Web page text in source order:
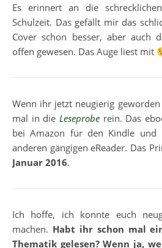
Es erinnert an die
Schulzeit. Das gefällt mir das
Cover schon besser, aber auch
offen gewesen. Das Auge liest mit
Wenn ihr jetzt neugierig
mal in die Leseprobe rein. Das
bei Amazon für den Kindle
anderen gängigen eReader. Das
Januar 2016.
Ich hoffe, ich konnte euch
machen. Habt ihr schon mal
Thematik gelesen? Wenn ja,